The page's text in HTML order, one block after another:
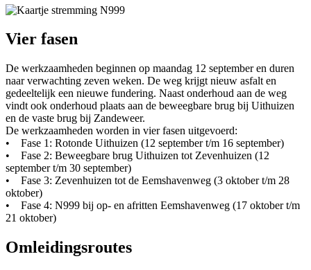
Vier fasen
De werkzaamheden beginnen op maandag 12 september en duren
naar verwachting zeven weken. De weg krijgt nieuw asfalt en
gedeeltelijk een nieuwe fundering. Naast onderhoud aan de weg
vindt ook onderhoud plaats aan de beweegbare brug bij Uithuizen
en de vaste brug bij Zandeweer.
De werkzaamheden worden in vier fasen uitgevoerd:
• Fase 1: Rotonde Uithuizen (12 september t/m 16 september)
• Fase 2: Beweegbare brug Uithuizen tot Zevenhuizen (12
september t/m 30 september)
• Fase 3: Zevenhuizen tot de Eemshavenweg (3 oktober t/m 28
oktober)
• Fase 4: N999 bij op- en afritten Eemshavenweg (17 oktober t/m
21 oktober)
Omleidingsroutes